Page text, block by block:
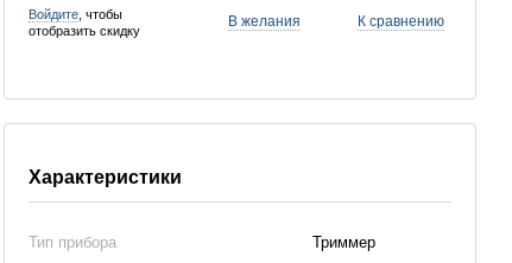
Войдите , чтобы
отобразить скидку
В желания К сравнению
Характеристики
Тип прибора
Триммер